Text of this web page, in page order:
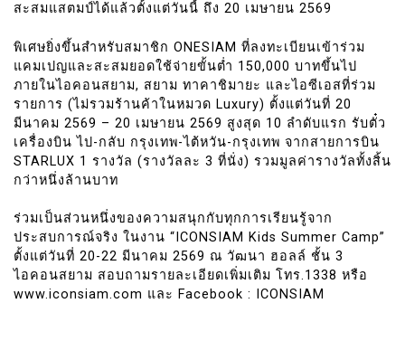
สะสมแสตมป์ได้แล้วตั้งแต่วันนี้ ถึง 20 เมษายน 2569
พิเศษยิ่งขึ้นสำหรับสมาชิก ONESIAM ที่ลงทะเบียนเข้าร่วม
แคมเปญและสะสมยอดใช้จ่ายขั้นต่ำ 150,000 บาทขึ้นไป
ภายในไอคอนสยาม, สยาม ทาคาชิมายะ และไอซีเอสที่ร่วม
รายการ (ไม่รวมร้านค้าในหมวด Luxury) ตั้งแต่วันที่ 20
มีนาคม 2569 – 20 เมษายน 2569 สูงสุด 10 ลำดับแรก รับตั๋ว
เครื่องบิน ไป-กลับ กรุงเทพ-ไต้หวัน-กรุงเทพ จากสายการบิน
STARLUX 1 รางวัล (รางวัลละ 3 ที่นั่ง) รวมมูลค่ารางวัลทั้งสิ้น
กว่าหนึ่งล้านบาท
ร่วมเป็นส่วนหนึ่งของความสนุกกับทุกการเรียนรู้จาก
ประสบการณ์จริง ในงาน “ICONSIAM Kids Summer Camp”
ตั้งแต่วันที่ 20-22 มีนาคม 2569 ณ วัฒนา ฮอลล์ ชั้น 3
ไอคอนสยาม สอบถามรายละเอียดเพิ่มเติม โทร.1338 หรือ
www.iconsiam.com และ Facebook : ICONSIAM